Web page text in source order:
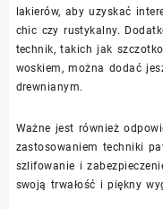
lakierów, aby uzyskać
chic czy rustykalny.
technik, takich jak
woskiem, można dodać
drewnianym.
Ważne jest również
zastosowaniem techniki
szlifowanie i
swoją trwałość i piękny